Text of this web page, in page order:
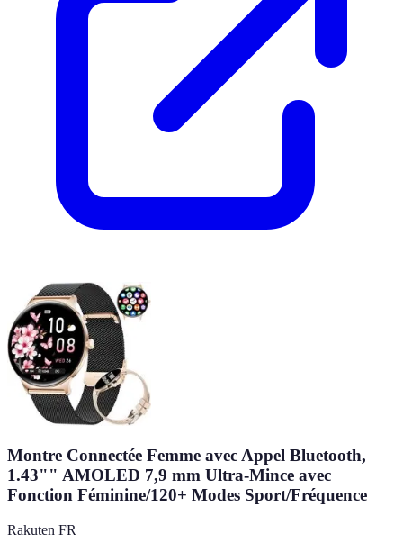
Montre Connectée Femme avec Appel Bluetooth,
1.43"" AMOLED 7,9 mm Ultra-Mince avec
Fonction Féminine/120+ Modes Sport/Fréquence
Rakuten FR